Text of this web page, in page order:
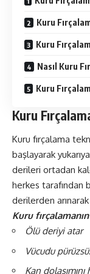
Kuru
Kuru
Nasıl Kuru
Kuru
Kuru
Kuru fırçalama
başlayarak
derileri ortadan
herkes tarafından
derilerden
Kuru
Ölü deriyi atar
Vücudu
Kan dolaşımını